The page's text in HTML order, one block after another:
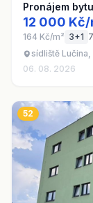
Pronájem
12 000 Kč/
164 Kč/m² 3+1
sídliště
06. 08. 2026
52